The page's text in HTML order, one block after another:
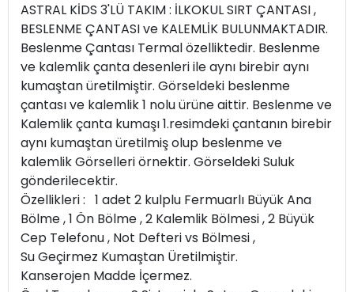
ASTRAL KİDS 3'LÜ TAKIM : İLKOKUL SIRT ÇANTASI ,
BESLENME ÇANTASI ve KALEMLİK BULUNMAKTADIR.
Beslenme Çantası Termal özelliktedir. Beslenme
ve kalemlik çanta desenleri ile aynı birebir aynı
kumaştan üretilmiştir. Görseldeki beslenme
çantası ve kalemlik 1 nolu ürüne aittir. Beslenme ve
Kalemlik çanta kumaşı 1.resimdeki çantanın birebir
aynı kumaştan üretilmiş olup beslenme ve
kalemlik Görselleri örnektir. Görseldeki Suluk
gönderilecektir.
Özellikleri : 1 adet 2 kulplu Fermuarlı Büyük Ana
Bölme , 1 Ön Bölme , 2 Kalemlik Bölmesi , 2 Büyük
Cep Telefonu , Not Defteri vs Bölmesi ,
Su Geçirmez Kumaştan Üretilmiştir.
Kanserojen Madde İçermez.